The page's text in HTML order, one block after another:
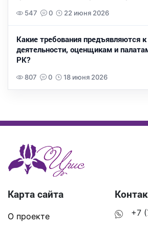
547 0 22 июня 2026
Какие требования предъявляются
деятельности, оценщикам и
РК?
807 0 18 июня 2026
Карта сайта
О проекте
+7